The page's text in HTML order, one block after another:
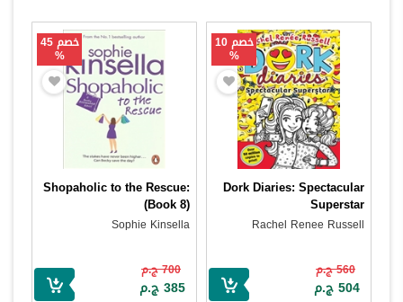
خصم 10
%
Dork Diaries: Spectacular
Superstar
Rachel Renee Russell
560 ج.م
504 ج.م
خصم 45
%
Shopaholic to the Rescue:
(Book 8)
Sophie Kinsella
700 ج.م
385 ج.م